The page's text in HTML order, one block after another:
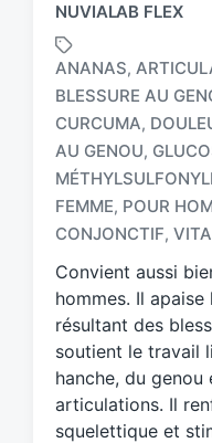
NUVIALAB FLEX
T
a
g
e
d
w
t
h
ANANAS,
BLESSURE AU
CURCUMA,
AU GENOU,
FEMME, POUR
CONJONCTIF,
Convient aussi
hommes. Il
résultant des
soutient le travail
hanche, du
articulations. Il
squelettique et